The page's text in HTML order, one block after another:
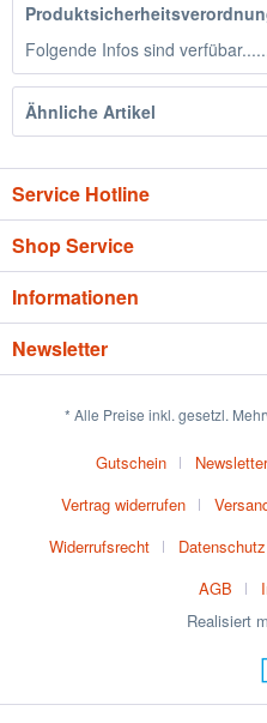
Folgende Infos sind
Ähnliche Artikel
Service Hotline
Shop Service
Informationen
Newsletter
* Alle Preise inkl. gesetzl.
Gutschein Newsletter
Vertrag widerrufen
Widerrufsrecht
Datenschutz
AGB
Realisiert